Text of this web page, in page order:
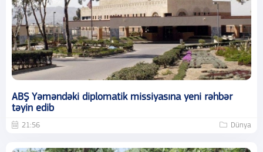
ABŞ Yəməndəki diplomatik missiyasına yeni rəhbər
təyin edib
21:56 Dünya